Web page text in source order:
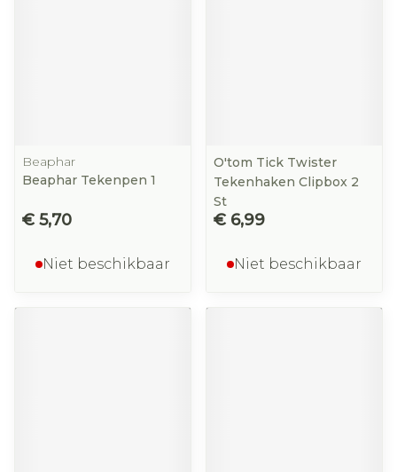
Beaphar
Beaphar Tekenpen 1
€ 5,70
Niet beschikbaar
O'tom Tick Twister
Tekenhaken Clipbox 2
St
€ 6,99
Niet beschikbaar